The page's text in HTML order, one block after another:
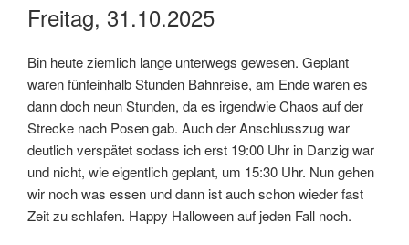
Freitag, 31.10.2025
Bin heute ziemlich lange unterwegs gewesen. Geplant
waren fünfeinhalb Stunden Bahnreise, am Ende waren es
dann doch neun Stunden, da es irgendwie Chaos auf der
Strecke nach Posen gab. Auch der Anschlusszug war
deutlich verspätet sodass ich erst 19:00 Uhr in Danzig war
und nicht, wie eigentlich geplant, um 15:30 Uhr. Nun gehen
wir noch was essen und dann ist auch schon wieder fast
Zeit zu schlafen. Happy Halloween auf jeden Fall noch.